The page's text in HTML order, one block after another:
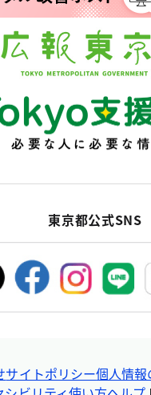
東京都公式SNS
サイトポリシー個人情